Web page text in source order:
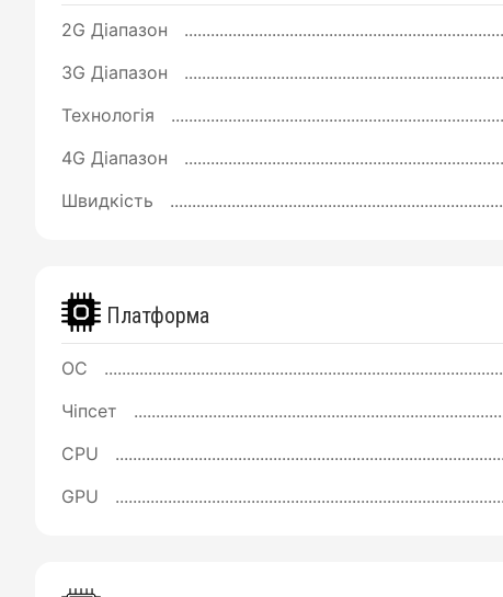
2G Діапазон
3G Діапазон
Технологія
4G Діапазон
Швидкість
Платформа
ОС
Чіпсет
CPU
GPU